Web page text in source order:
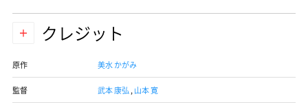
クレジット
原作 美水 かがみ
監督 武本 康弘,山本 寛